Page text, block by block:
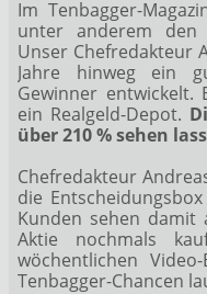
Im Tenbagger-
unter anderem den
Unser Chefredakteur
Jahre hinweg ein
Gewinner
ein Realgeld-Depot.
über 210 % sehen
Chefredakteur
die
Kunden sehen damit
Aktie nochmals
wöchentlichen
Tenbagger-Chancen